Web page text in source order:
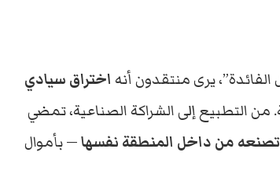
الفائدة”، يرى منتقدون أنه اختراق سيادي
من التطبيع إلى الشراكة الصناعية، تمضي
تصنعه من داخل المنطقة نفسها— بأموال